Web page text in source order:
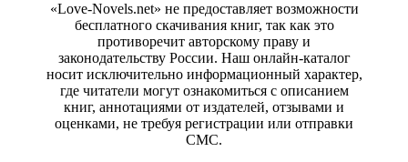
«Love-Novels.net» не предоставляет возможности
бесплатного скачивания книг, так как это
противоречит авторскому праву и
законодательству России. Наш онлайн-каталог
носит исключительно информационный характер,
где читатели могут ознакомиться с описанием
книг, аннотациями от издателей, отзывами и
оценками, не требуя регистрации или отправки
СМС.